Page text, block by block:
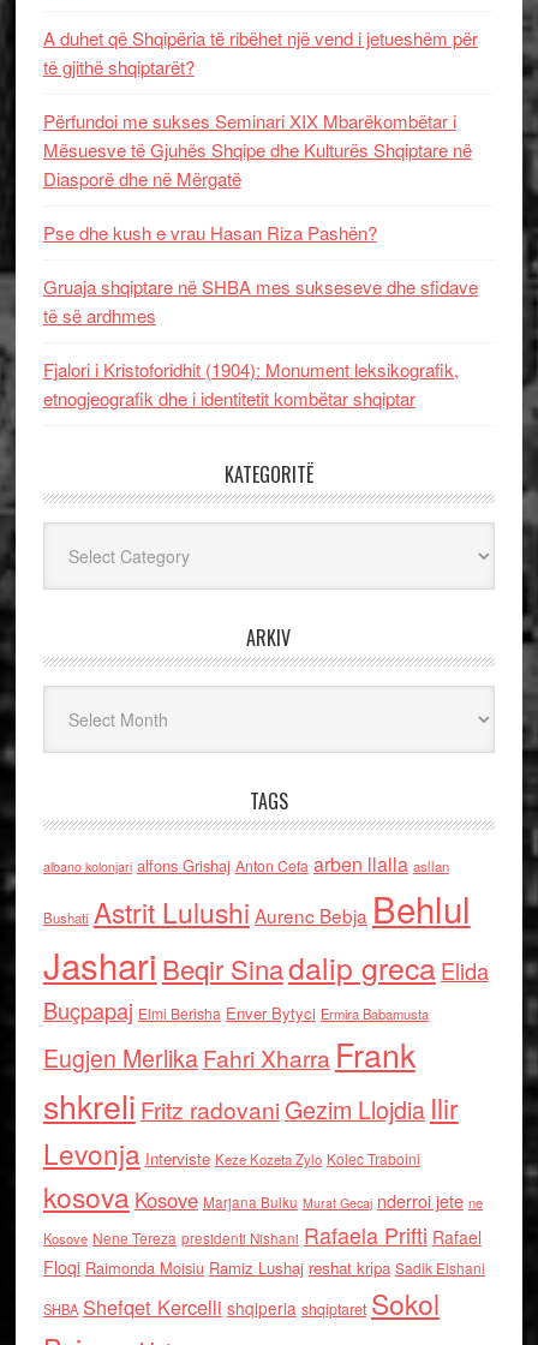
A duhet që Shqipëria të ribëhet një vend i jetueshëm për
të gjithë shqiptarët?
Përfundoi me sukses Seminari XIX Mbarëkombëtar i
Mësuesve të Gjuhës Shqipe dhe Kulturës Shqiptare në
Diasporë dhe në Mërgatë
Pse dhe kush e vrau Hasan Riza Pashën?
Gruaja shqiptare në SHBA mes sukseseve dhe sfidave
të së ardhmes
Fjalori i Kristoforidhit (1904): Monument leksikografik,
etnogjeografik dhe i identitetit kombëtar shqiptar
KATEGORITË
ARKIV
TAGS
albano kolonjari alfons Grishaj Anton Cefa arben llalla asllan
Bushati Astrit Lulushi Aurenc Bebja Behlul
Jashari Beqir Sinadalip grecaElida
Buçpapaj Elmi Berisha Enver Bytyci Ermira Babamusta
Eugjen MerlikaFahri Xharra Frank
shkreli Fritz radovaniGezim Llojdia Ilir
Levonja Interviste Keze Kozeta Zylo Kolec Traboini
kosova Kosove Marjana Bulku Murat Gecaj nderroi jete ne
Kosove Nene Tereza presidenti Nishani Rafaela Prifti Rafael
Floqi Raimonda Moisiu Ramiz Lushaj reshat kripa Sadik Elshani
SHBA Shefqet Kercelli shqiperia shqiptaret Sokol